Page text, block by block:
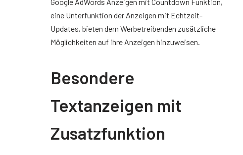
eine Unterfunktion der Anzeigen mit Echtzeit-
Updates, bieten dem Werbetreibenden zusätzliche
Möglichkeiten auf ihre Anzeigen hinzuweisen.
Besondere
Textanzeigen mit
Zusatzfunktion